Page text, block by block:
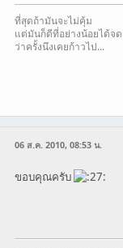
ที่สุดถ้ามันจะไม่คุ้ม
แต่มันก็ดีที่อย่างน้อยได้จ
ว่าครั้งนึงเคยก้าวไป...
06 ส.ค. 2010, 08:53 น.
ขอบคุณครับ